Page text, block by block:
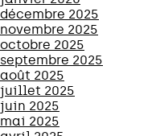
décembre 2025
novembre 2025
octobre 2025
septembre 2025
août 2025
juillet 2025
juin 2025
mai 2025